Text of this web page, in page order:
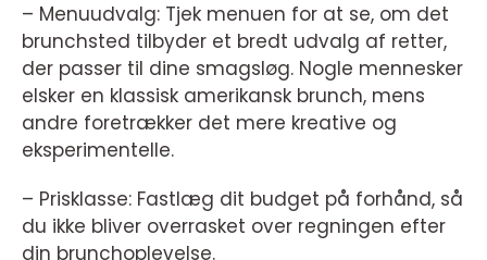
– Menuudvalg: Tjek menuen for at se, om det
brunchsted tilbyder et bredt udvalg af retter,
der passer til dine smagsløg. Nogle mennesker
elsker en klassisk amerikansk brunch, mens
andre foretrækker det mere kreative og
eksperimentelle.
– Prisklasse: Fastlæg dit budget på forhånd, så
du ikke bliver overrasket over regningen efter
din brunchoplevelse.